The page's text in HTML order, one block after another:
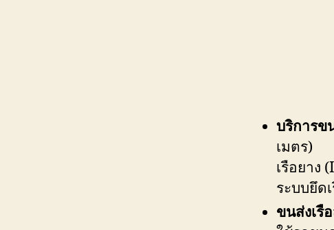
บริการข
เมตร)
เรือยาง
ระบบยึด
ขนส่งเรื